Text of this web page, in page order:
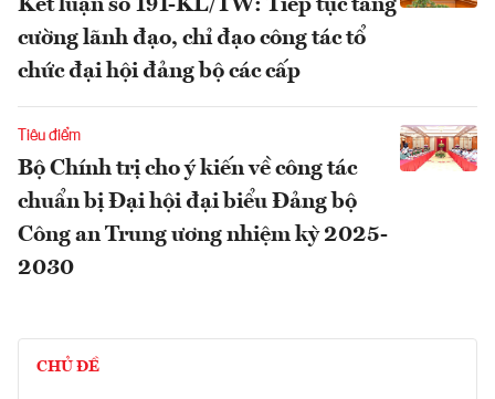
Kết luận số 191-KL/TW: Tiếp tục tăng
cường lãnh đạo, chỉ đạo công tác tổ
chức đại hội đảng bộ các cấp
Tiêu điểm
Bộ Chính trị cho ý kiến về công tác
chuẩn bị Đại hội đại biểu Đảng bộ
Công an Trung ương nhiệm kỳ 2025-
2030
CHỦ ĐỀ